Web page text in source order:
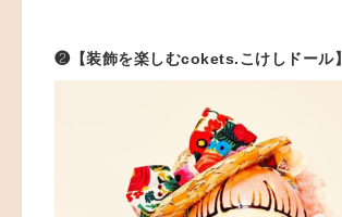
❷【装飾を楽しむcokets.こけしドール】